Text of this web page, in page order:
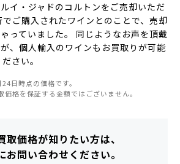
イ・ジャドのコルトンをご売却いただ
ご購入されたワインとのことで、売却
っていました。 同じようなお声を頂戴
、個人輸入のワインもお買取りが可能
さい。
日時点の価格です。
価格を保証する金額ではございません。
取価格が知りたい方は、
お問い合わせください。